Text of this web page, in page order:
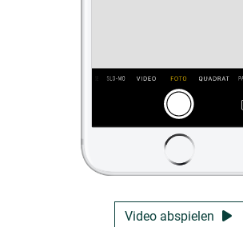
Video abspielen